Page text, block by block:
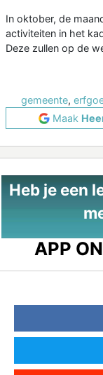
In oktober, de
activiteiten in het
Deze zullen op de
gemeente,
Maak
Heb je een
APP